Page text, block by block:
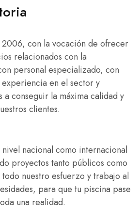
con la vocación de ofrecer
relacionados con la
personal especializado, con
experiencia en el sector y
conseguir la máxima calidad y
clientes.
nivel nacional como internacional
proyectos tanto públicos como
todo nuestro esfuerzo y trabajo al
para que tu piscina pase
una realidad.